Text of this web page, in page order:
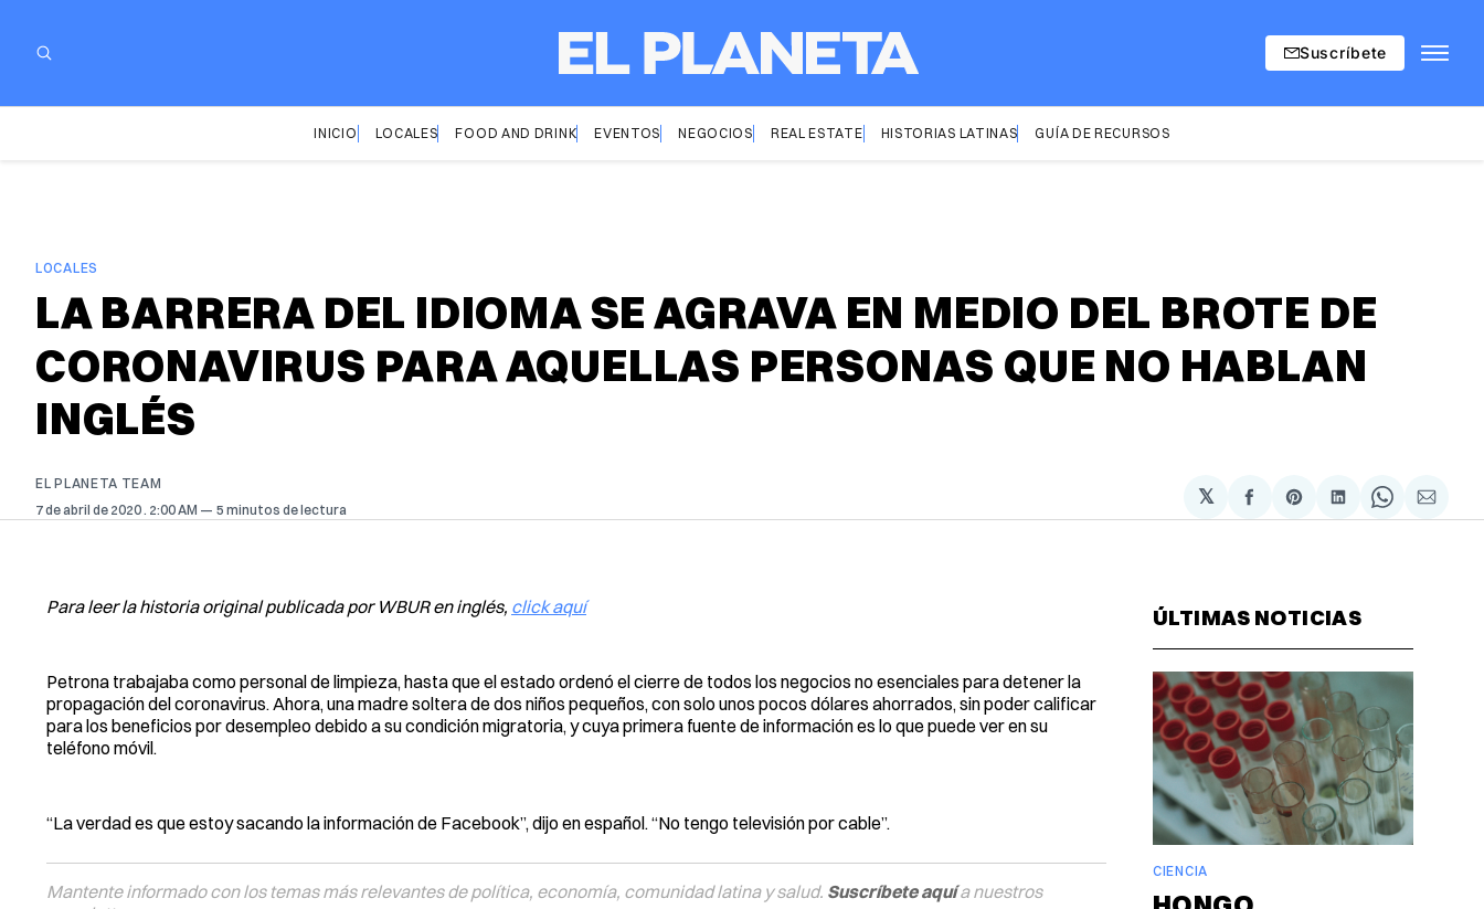
Suscríbete
INICIO LOCALES FOOD AND DRINK EVENTOS NEGOCIOS REAL ESTATE HISTORIAS LATINAS GUÍA DE RECURSOS
LOCALES
LA BARRERA DEL IDIOMA SE AGRAVA EN MEDIO DEL BROTE DE
CORONAVIRUS PARA AQUELLAS PERSONAS QUE NO HABLAN
INGLÉS
EL PLANETA TEAM
7 de abril de 2020 . 2:00 AM 5 minutos de lectura
𝕏
Compartir
en
Share
on
Compartir
en
Share
on
via
Para leer la historia original publicada por WBUR en inglés, click aquí
Petrona trabajaba como personal de limpieza, hasta que el estado ordenó el cierre de todos los negocios no esenciales para detener la
propagación del coronavirus. Ahora, una madre soltera de dos niños pequeños, con solo unos pocos dólares ahorrados, sin poder calificar
para los beneficios por desempleo debido a su condición migratoria, y cuya primera fuente de información es lo que puede ver en su
teléfono móvil.
“La verdad es que estoy sacando la información de Facebook”, dijo en español. “No tengo televisión por cable”.
Mantente informado con los temas más relevantes de política, economía, comunidad latina y salud. Suscríbete aquía nuestros
ÚLTIMAS NOTICIAS
CIENCIA